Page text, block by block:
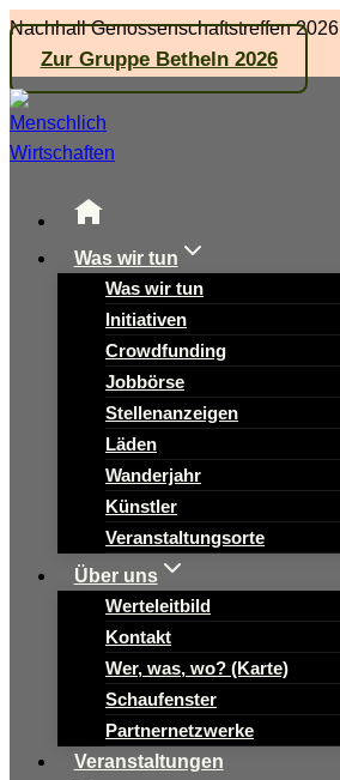
Zum
Inhalt
springen
Nachhall Genossenschaftstreffen 2026
Zur Gruppe Betheln 2026
Was wir tun
Was wir tun
Initiativen
Crowdfunding
Jobbörse
Stellenanzeigen
Läden
Wanderjahr
Künstler
Veranstaltungsorte
Über uns
Werteleitbild
Kontakt
Wer, was, wo? (Karte)
Schaufenster
Partnernetzwerke
Veranstaltungen